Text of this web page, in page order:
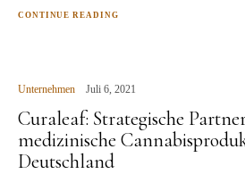
CONTINUE READING
Unternehmen Juli 6, 2021
Curaleaf: Strategische
medizinische
Deutschland